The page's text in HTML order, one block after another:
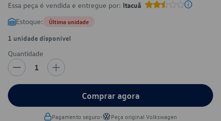
Essa peça é vendida e entregue por: Itacuã
Estoque: Última unidade
1 unidade disponível
Quantidade
1
Comprar agora
Pagamento seguro• Peça original Volkswagen